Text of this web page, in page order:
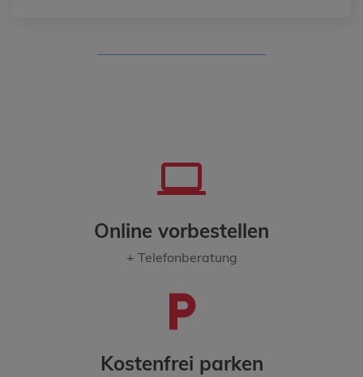
Online vorbestellen
+ Telefonberatung
Kostenfrei parken